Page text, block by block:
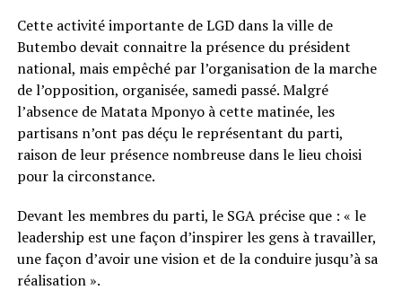
Cette activité importante de LGD dans la ville de
Butembo devait connaitre la présence du président
national, mais empêché par l’organisation de la marche
de l’opposition, organisée, samedi passé. Malgré
l’absence de Matata Mponyo à cette matinée, les
partisans n’ont pas déçu le représentant du parti,
raison de leur présence nombreuse dans le lieu choisi
pour la circonstance.
Devant les membres du parti, le SGA précise que : « le
leadership est une façon d’inspirer les gens à travailler,
une façon d’avoir une vision et de la conduire jusqu’à sa
réalisation ».